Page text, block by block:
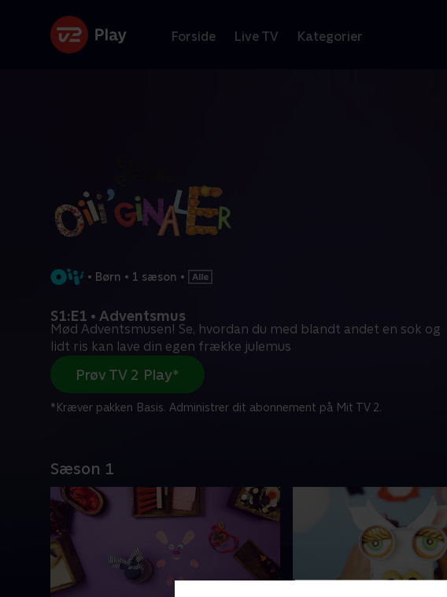
Forside Live TV Kategorier
• Børn • 1 sæson •
S1:E1 • Adventsmus
Mød Adventsmusen! Se, hvordan du med blandt andet en sok og
lidt ris kan lave din egen frække julemus
Prøv TV 2 Play*
*Kræver pakken Basis. Administrer dit abonnement på Mit TV 2.
Sæson 1